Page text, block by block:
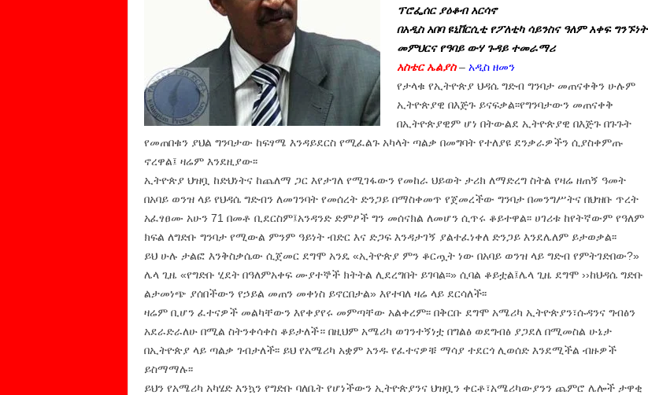
ፕሮፌሰር ያዕቆብ አርሳኖ
በአዲስ አበባ ዩኒቨርሲቲ የፖለቲካ ሳይንስና ዓለም አቀፍ ግንኙነት
መምህርና የዓባይ ውሃ ጉዳይ ተመራማሪ
አስቴር ኤልያስ – አዲስ ዘመን
የታላቁ የኢትዮጵያ ህዳሴ ግድብ ግንባታ መጠናቀቅን ሁሉም
ኢትዮጵያዊ በእጅጉ ይናፍቃል፡፡የግንባታውን መጠናቀቅ
በኢትዮጵያዊም ሆነ በትውልደ ኢትዮጵያዊ በእጅጉ በጉጉት
የመጠበቁን ያህል ግንባታው ከፍፃሜ እንዳይደርስ የሚፈልጉ አካላት ጣልቃ በመግባት የተለያዩ ደንቃራዎችን ሲያስቀምጡ
ኖረዋል፤ ዛሬም እንደዚያው፡፡
ኢትዮጵያ ህዝቧ ከድህነትና ከጨለማ ጋር እየታገለ የሚገፋውን የመከራ ህይወት ታሪክ ለማድረግ ስትል የዛሬ ዘጠኝ ዓመት
በአባይ ወንዝ ላይ የህዳሴ ግድብን ለመገንባት የመሰረት ድንጋይ በማስቀመጥ የጀመረችው ግንባታ በመንግሥትና በህዝቡ ጥረት
አፈፃፀሙ አሁን 71 በመቶ ቢደርስም፤አንዳንድ ድምፆች ግን መሰናክል ለመሆን ሲጥሩ ቆይተዋል፡፡ ሀገሪቱ ከየትኛውም የዓለም
ክፍል ለግድቡ ግንባታ የሚውል ምንም ዓይነት ብድር እና ድጋፍ እንዳታገኝ ያልተፈነቀለ ድንጋይ እንደሌለም ይታወቃል፡፡
ይህ ሁሉ ታልፎ እንቅስቃሴው ሲጀመር ደግሞ አንዴ «ኢትዮጵያ ምን ቆርጧት ነው በአባይ ወንዝ ላይ ግድብ የምትገድበው?»
ሌላ ጊዜ «የግድቡ ሂደት በዓለምአቀፍ ሙያተኞች ክትትል ሊደረግበት ይገባል፡፡» ሲባል ቆይቷል፤ሌላ ጊዜ ደግሞ ››ከህዳሴ ግድቡ
ልታመነጭ ያሰበችውን የኃይል መጠን መቀነስ ይኖርበታል» እየተባለ ዛሬ ላይ ደርሳለች፡፡
ዛሬም ቢሆን ፈተናዎች መልካቸውን እየቀያየሩ መምጣቸው አልቀረም፡፡ በቅርቡ ደግሞ አሜሪካ ኢትዮጵያን፣ሱዳንና ግብፅን
አደራድራለሁ በሚል ስትንቀሳቀስ ቆይታለች። በዚህም አሜሪካ ወገንተኝነቷ በግልፅ ወደግብፅ ያጋደለ በሚመስል ሁኔታ
በኢትዮጵያ ላይ ጣልቃ ገብታለች፡፡ ይህ የአሜሪካ አቋም አንዱ የፈተናዎቹ ማሳያ ተደርጎ ሊወሰድ እንደሚችል ብዙዎች
ይስማማሉ፡፡
ይህን የአሜሪካ አካሄድ እንኳን የግድቡ ባለቤት የሆነችውን ኢትዮጵያንና ህዝቧን ቀርቶ፣አሜሪካውያንን ጨምሮ ሌሎች ታዋቂ